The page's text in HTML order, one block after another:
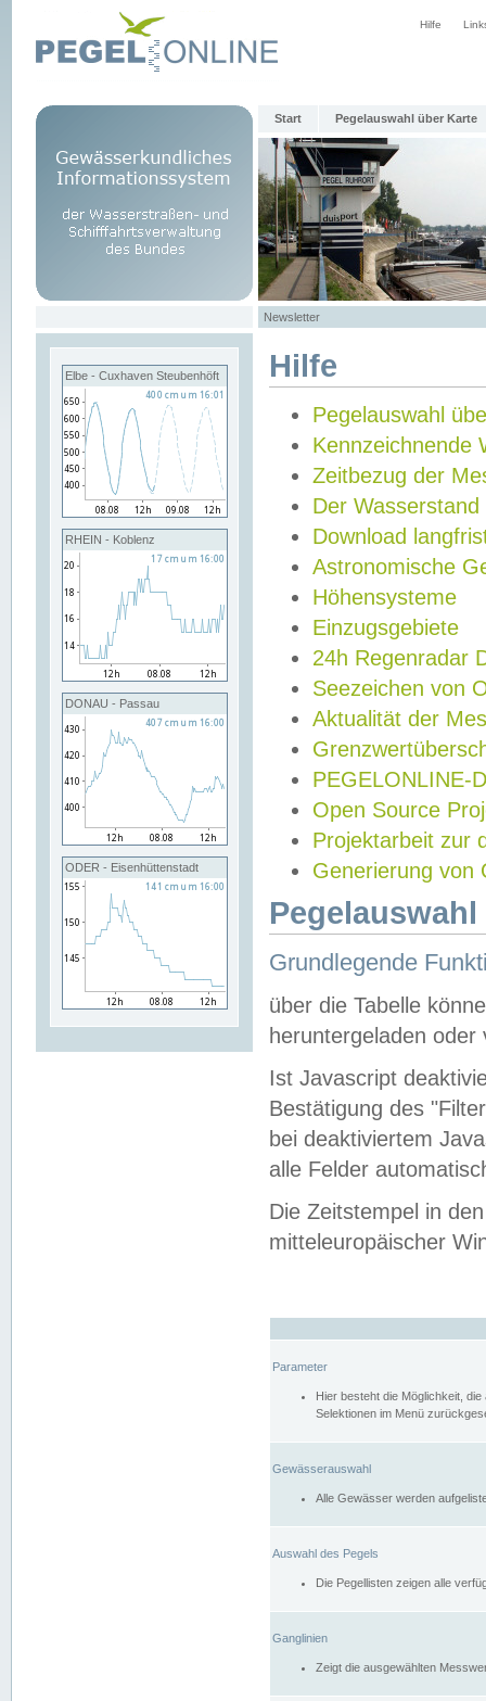
Hilfe
Start Pegelauswahl über Karte
Newsletter
Elbe - Cuxhaven Steubenhöft
RHEIN - Koblenz
DONAU - Passau
ODER - Eisenhüttenstadt
Hilfe
Pegelauswahl
Kennzeichnende
Zeitbezug der
Der Wasserstand
Download
Astronomische
Höhensysteme
Einzugsgebiete
24h Regenradar
Seezeichen von
Aktualität der
PEGELONLINE-
Open Source
Projektarbeit zur
Generierung von
Grundlegende
über die Tabelle
heruntergeladen oder
Ist Javascript
Bestätigung des
bei deaktiviertem
alle Felder
Die Zeitstempel in
mitteleuropäischer
Parameter
Hier besteht die Möglichkeit,
Selektionen im Menü
Gewässerauswahl
Alle Gewässer werden
Auswahl des Pegels
Die Pegellisten zeigen alle
Ganglinien
Zeigt die ausgewählten